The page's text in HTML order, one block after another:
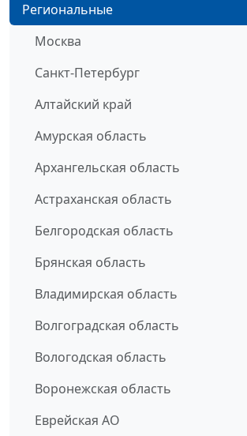
Региональные
Москва
Санкт-Петербург
Алтайский край
Амурская область
Архангельская область
Астраханская область
Белгородская область
Брянская область
Владимирская область
Волгоградская область
Вологодская область
Воронежская область
Еврейская АО